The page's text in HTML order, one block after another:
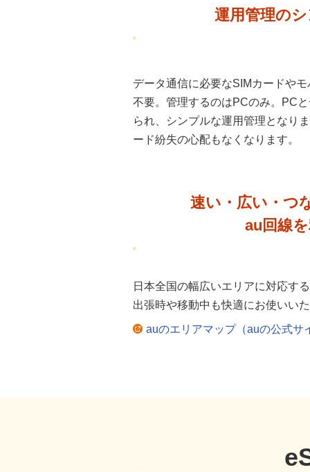
運用管理の
データ通信に必要なSIMカードや
不要。管理するのはPCのみ。PC
られ、シンプルな運用管理となり
ード紛失の心配もなくなります。
速い・広い・つ
au回線
日本全国の幅広いエリアに対応す
出張時や移動中も快適にお使いい
auのエリアマップ（auの公式サ